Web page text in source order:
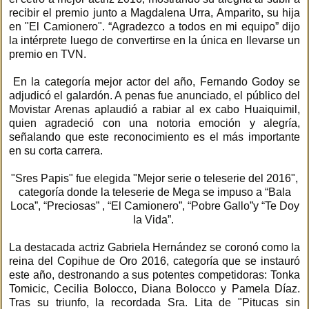
recibir el premio junto a Magdalena Urra, Amparito, su hija
en "El Camionero". “Agradezco a todos en mi equipo” dijo
la intérprete luego de convertirse en la única en llevarse un
premio en TVN.
En la categoría mejor actor del año, Fernando Godoy se
adjudicó el galardón. A penas fue anunciado, el público del
Movistar Arenas aplaudió a rabiar al ex cabo Huaiquimil,
quien agradeció con una notoria emoción y alegría,
señalando que este reconocimiento es el más importante
en su corta carrera.
"Sres Papis" fue elegida "Mejor serie o teleserie del 2016",
categoría donde la teleserie de Mega se impuso a “Bala
Loca”, “Preciosas” , “El Camionero”, “Pobre Gallo”y “Te Doy
la Vida”.
La destacada actriz Gabriela Hernández se coronó como la
reina del Copihue de Oro 2016, categoría que se instauró
este año, destronando a sus potentes competidoras: Tonka
Tomicic, Cecilia Bolocco, Diana Bolocco y Pamela Díaz.
Tras su triunfo, la recordada Sra. Lita de "Pitucas sin